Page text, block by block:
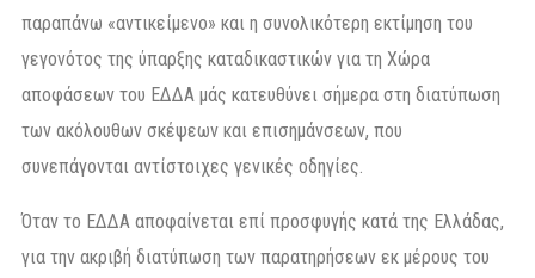
παραπάνω «αντικείμενο» και η συνολικότερη εκτίμηση του
γεγονότος της ύπαρξης καταδικαστικών για τη Χώρα
αποφάσεων του ΕΔΔΑ μάς κατευθύνει σήμερα στη διατύπωση
των ακόλουθων σκέψεων και επισημάνσεων, που
συνεπάγονται αντίστοιχες γενικές οδηγίες.
Όταν το ΕΔΔΑ αποφαίνεται επί προσφυγής κατά της Ελλάδας,
για την ακριβή διατύπωση των παρατηρήσεων εκ μέρους του